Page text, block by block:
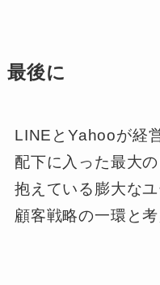
最後に
LINEとYahooが経
配下に入った最大
抱えている膨大な
顧客戦略の一環と考